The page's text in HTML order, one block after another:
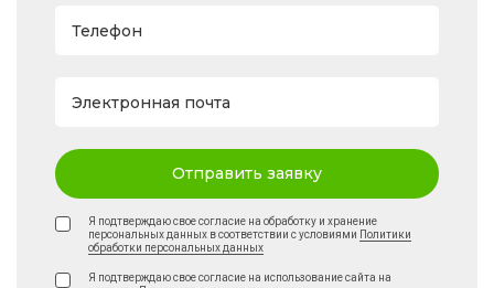
Телефон
Электронная почта
Отправить заявку
Я подтверждаю свое согласие на обработку и хранение
персональных данных в соответствии с условиями Политики
обработки персональных данных
Я подтверждаю свое согласие на использование сайта на